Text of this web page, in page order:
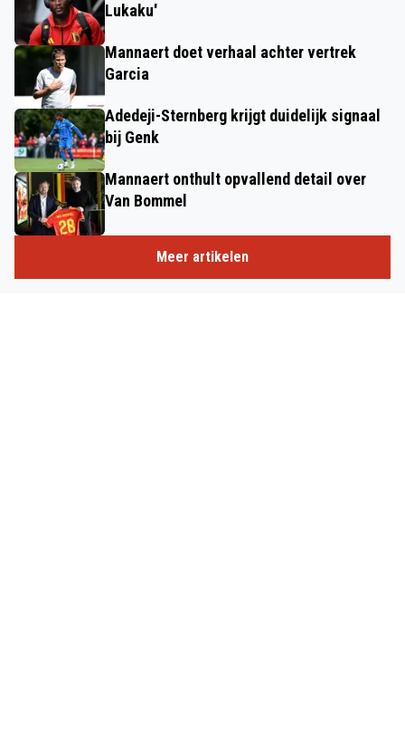
Lukaku'
Mannaert doet verhaal achter vertrek
Garcia
Adedeji-Sternberg krijgt duidelijk signaal
bij Genk
Mannaert onthult opvallend detail over
Van Bommel
Meer artikelen